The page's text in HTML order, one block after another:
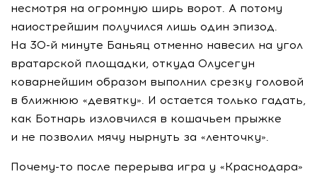
несмотря на огромную ширь ворот. А потому
наиострейшим получился лишь один эпизод.
На 30-й минуте Баньяц отменно навесил на угол
вратарской площадки, откуда Олусегун
коварнейшим образом выполнил срезку головой
в ближнюю «девятку». И остается только гадать,
как Ботнарь изловчился в кошачьем прыжке
и не позволил мячу нырнуть за «ленточку».
Почему-то после перерыва игра у «Краснодара»